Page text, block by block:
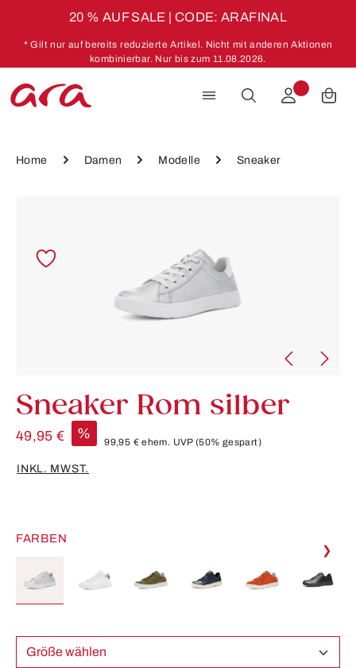
20 % AUF SALE | CODE: ARAFINAL
* Gilt nur auf bereits reduzierte Artikel. Nicht mit anderen Aktionen
kombinierbar. Nur bis zum 11.08.2026.
Home Damen Modelle Sneaker
Sneaker Rom silber
49,95 € %
99,95 €ehem. UVP(50% gespart)
INKL. MWST.
FARBEN
❯
Größe wählen